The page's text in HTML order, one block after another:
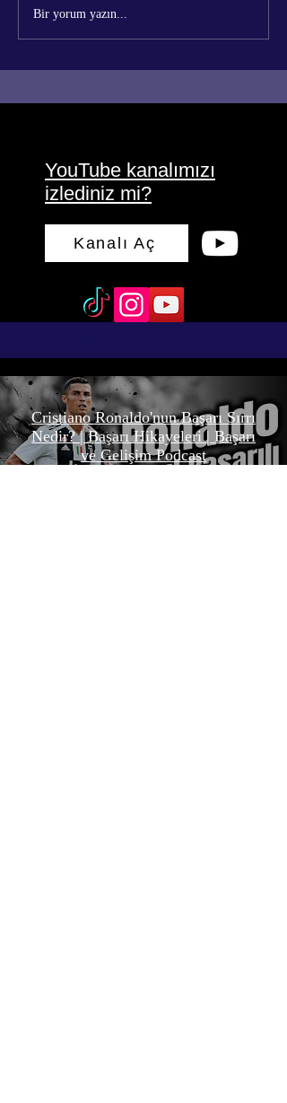
Başarıya Ulaşmak için
Gereken Büyük Güç
Nedir?
Bir yorum yazın...
YouTube kanalımızı
izlediniz mi?
Kanalı Aç
Cristiano Ronaldo'nun Başarı Sırrı
Nedir? | Başarı Hikayeleri | Başarı
ve Gelişim Podcast